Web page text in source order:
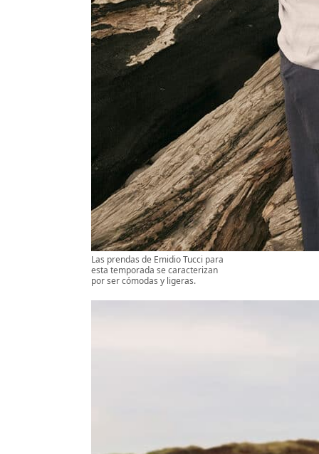
Las prendas de Emidio Tucci para
esta temporada se caracterizan
por ser cómodas y ligeras.